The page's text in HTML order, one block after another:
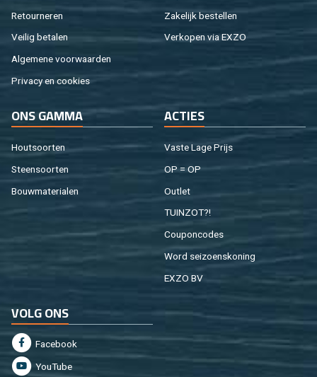
Re­tour­ne­ren
Vei­lig be­ta­len
Al­ge­me­ne voor­waar­den
Pri­va­cy en coo­kies
Za­ke­lijk be­stel­len
Ver­ko­pen via EXZO
ONS GAMMA
Hout­soor­ten
Steen­soor­ten
Bouw­ma­te­ri­a­len
AC­TIES
Vaste Lage Prijs
OP = OP
Out­let
TUIN­ZOT?!
Cou­pon­co­des
Word sei­zoens­ko­ning
EXZO BV
VOLG ONS
Fa­cebook
You­Tu­be